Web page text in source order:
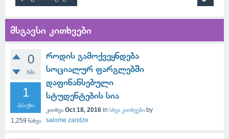
მსგავსი კითხვები
0
ხმა
1
პასუხი
1,259 ნახვა
როდის გამოქვეყნდება
სოციალურ ფარგლებში
დაფინანსებული
სტუდენტების სია
კითხვა Oct 18, 2016 in სხვა კითხვები by
salome zaridze